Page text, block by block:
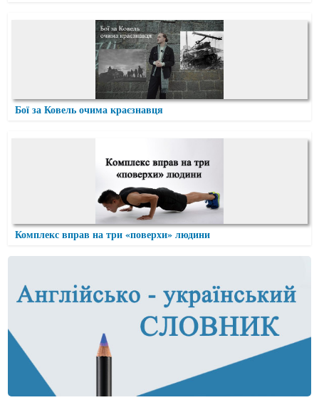
Бої за Ковель очима краєзнавця
Комплекс вправ на три «поверхи» людини